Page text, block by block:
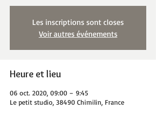
Les inscriptions sont closes
Voir autres événements
Heure et lieu
06 oct. 2020, 09:00 – 9:45
Le petit studio, 38490 Chimilin, France